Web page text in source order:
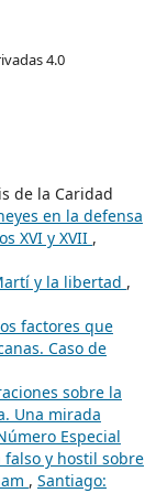
4.0
de la Caridad
en la defensa
XVI y XVII ,
y la libertad ,
factores que
Caso de
sobre la
Una mirada
Especial
falso y hostil sobre
, Santiago: